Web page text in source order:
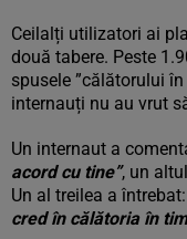
Ceilalți utilizatori ai
două tabere. Peste
spusele ”călătorului
internauți nu au vrut
Un internaut a
acord cu tine”, un
Un al treilea a întrebat:
cred în călătoria în